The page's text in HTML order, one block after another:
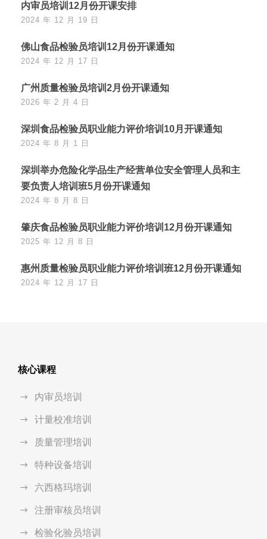
内审员培训12月份开课安排
2024 年 12 月 19 日
佛山食品检验员培训12月份开课通知
2024 年 12 月 17 日
广州质量检验员培训2月份开课通知
2026 年 2 月 4 日
深圳食品检验员职业能力评价培训10月开课通知
2024 年 8 月 1 日
深圳举办危险化学品生产经营单位安全管理人员和主
要负责人培训班5月份开课通知
2024 年 8 月 8 日
肇庆食品检验员职业能力评价培训12月份开课通知
2025 年 12 月 8 日
惠州质量检验员职业能力评价培训班12月份开课通知
2024 年 12 月 17 日
核心课程
内审员培训
计量校准培训
质量管理培训
特种设备培训
六西格玛培训
注册审核员培训
检验化验员培训